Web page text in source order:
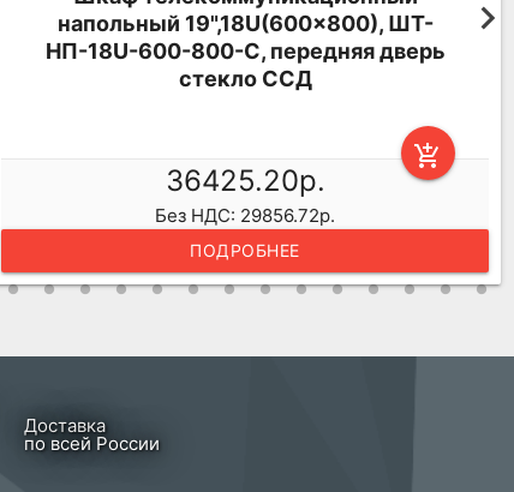
напольный 19",18U(600x800), ШТ-
НП-18U-600-800-С, передняя дверь
стекло ССД
add_shopping_cart
36425.20р.
Без НДС: 29856.72р.
ПОДРОБНЕЕ
Доставка
по всей России